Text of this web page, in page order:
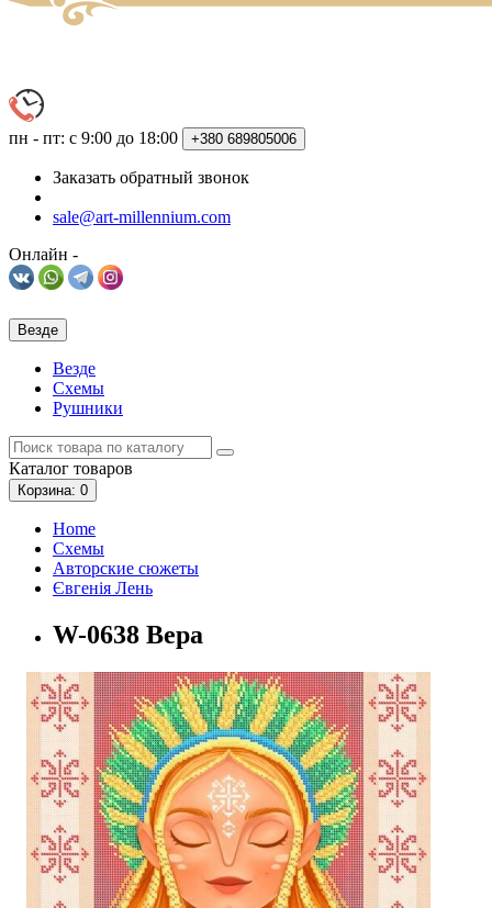
пн - пт: с 9:00 до 18:00 +380 689805006
Заказать обратный звонок
sale@art-millennium.com
Онлайн -
Везде
Везде
Схемы
Рушники
Каталог товаров
Корзина: 0
Home
Схемы
Авторские сюжеты
Євгенія Лень
W-0638 Вера